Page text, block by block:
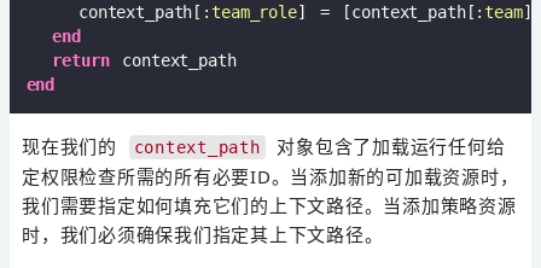
    context_path[
:team_role] = [context_path[ :team],
end
return
context_path
end
现在我们的 context_path
对象包含了加载运行任何给
定权限检查所需的所有必要ID。当添加新的可加载资源时，
我们需要指定如何填充它们的上下文路径。当添加策略资源
时，我们必须确保我们指定其上下文路径。